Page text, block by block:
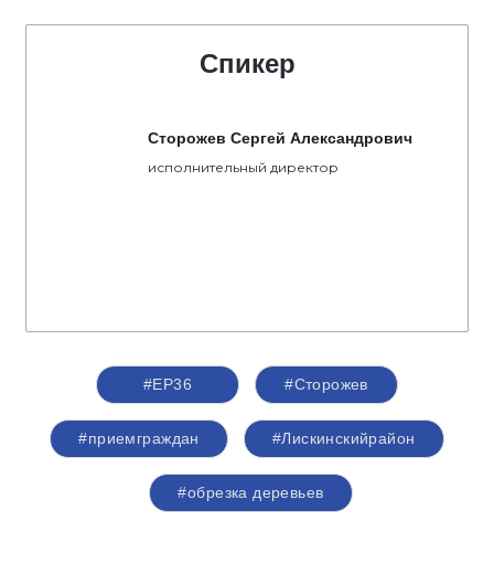
Спикер
Сторожев Сергей Александрович
исполнительный директор
#ЕР36 #Сторожев
#приемграждан #Лискинскийрайон
#обрезка деревьев